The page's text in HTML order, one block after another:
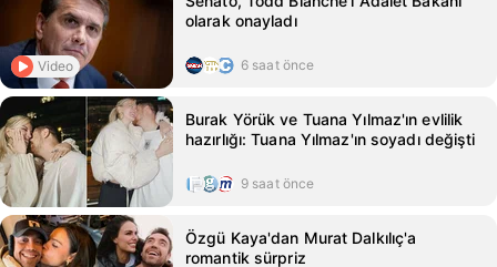
Video
olarak onayladı
6 saat önce
Burak Yörük ve Tuana Yılmaz'ın evlilik
hazırlığı: Tuana Yılmaz'ın soyadı değişti
9 saat önce
Özgü Kaya'dan Murat Dalkılıç'a
romantik sürpriz